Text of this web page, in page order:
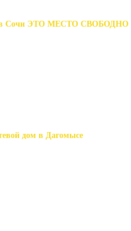
в Сочи ЭТО МЕСТО СВОБОДНО
дом в Дагомысе